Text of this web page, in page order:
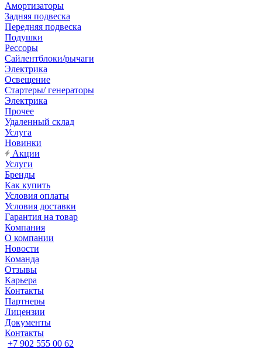
Амортизаторы
Задняя подвеска
Передняя подвеска
Подушки
Рессоры
Сайлентблоки/рычаги
Электрика
Освещение
Стартеры/ генераторы
Электрика
Прочее
Удаленный склад
Услуга
Новинки
Акции
Услуги
Бренды
Как купить
Условия оплаты
Условия доставки
Гарантия на товар
Компания
О компании
Новости
Команда
Отзывы
Карьера
Контакты
Партнеры
Лицензии
Документы
Контакты
+7 902 555 00 62